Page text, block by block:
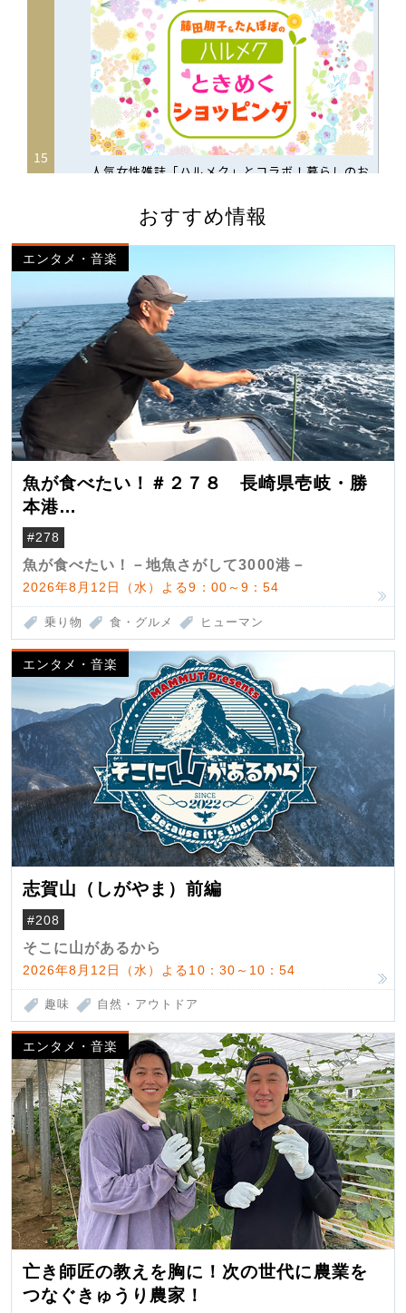
おすすめ情報
エンタメ・音楽
魚が食べたい！＃２７８ 長崎県壱岐・勝
本港
（クロマグロ）
#278
魚が食べたい！－地魚さがして3000港－
2026年8月12日（水）よる9：00～9：54
乗り物 食・グルメ ヒューマン
エンタメ・音楽
志賀山（しがやま）前編
#208
そこに山があるから
2026年8月12日（水）よる10：30～10：54
趣味 自然・アウトドア
エンタメ・音楽
亡き師匠の教えを胸に！次の世代に農業を
つなぐきゅうり農家！